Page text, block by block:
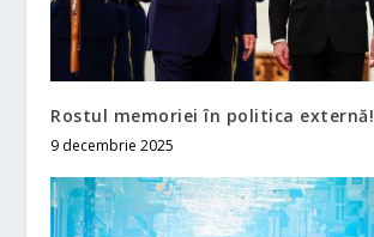
Rostul memoriei în politica externă!
9 decembrie 2025